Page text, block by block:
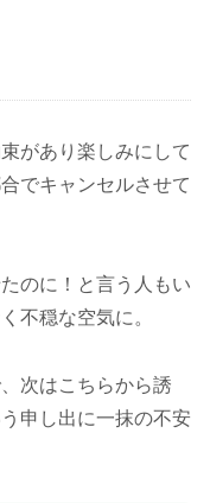
があり楽しみにして
でキャンセルさせて
のに！と言う人もい
不穏な空気に。
次はこちらから誘
申し出に一抹の不安